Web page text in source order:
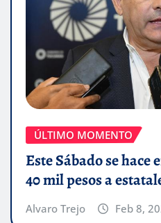
ÚLTIMO MOMENTO
Este Sábado se hace
40 mil pesos a
Alvaro Trejo Feb 8,